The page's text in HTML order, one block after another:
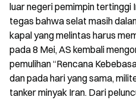
luar negeri pemimpin tertinggi
tegas bahwa selat masih
kapal yang melintas harus
pada 8 Mei, AS kembali
pemulihan “Rencana
dan pada hari yang sama,
tanker minyak Iran. Dari